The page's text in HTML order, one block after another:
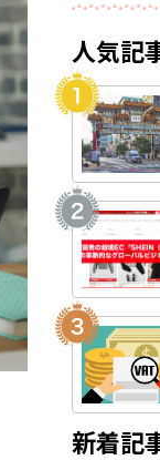
人気記
新着記